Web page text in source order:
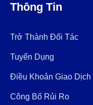
Thông Tin
Trở Thành Đối Tác
Tuyển Dụng
Điều Khoản Giao Dịch
Công Bố Rủi Ro